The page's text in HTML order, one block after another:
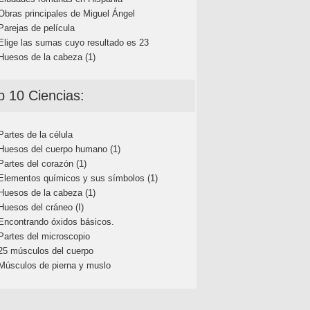
principales de Miguel Ángel
de película
las sumas cuyo resultado es 23
de la cabeza (1)
10 Ciencias:
de la célula
del cuerpo humano (1)
del corazón (1)
químicos y sus símbolos (1)
de la cabeza (1)
del cráneo (I)
óxidos básicos.
del microscopio
músculos del cuerpo
de pierna y muslo